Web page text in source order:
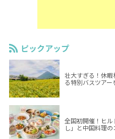
ピックアップ
壮大すぎる！休
る特別バスツアー
全国初開催！ヒ
し」と中国料理